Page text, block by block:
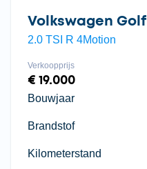
Volkswagen Golf
2.0 TSI R 4Motion
Verkoopprijs
€ 19.000
Bouwjaar
Brandstof
Kilometerstand